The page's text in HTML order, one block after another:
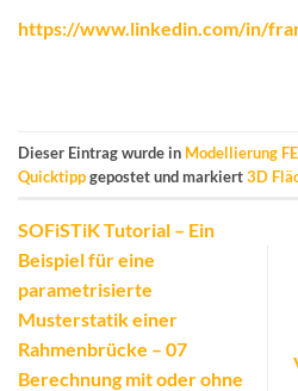
https://www.linkedin.com/in/
Dieser Eintrag wurde in Modellierung
Quicktippgepostet und markiert3D
SOFiSTiK Tutorial – Ein
Beispiel für eine
parametrisierte
Musterstatik einer
Rahmenbrücke – 07
Berechnung mit oder ohne